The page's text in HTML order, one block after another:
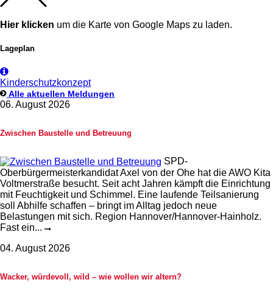
Hier klicken um die Karte von Google Maps zu laden.
Lageplan
Kinderschutzkonzept
Alle aktuellen Meldungen
06. August 2026
Zwischen Baustelle und Betreuung
SPD-
Oberbürgermeisterkandidat Axel von der Ohe hat die AWO Kita
Voltmerstraße besucht. Seit acht Jahren kämpft die Einrichtung
mit Feuchtigkeit und Schimmel. Eine laufende Teilsanierung
soll Abhilfe schaffen – bringt im Alltag jedoch neue
Belastungen mit sich. Region Hannover/Hannover-Hainholz.
Fast ein...
04. August 2026
Wacker, würdevoll, wild – wie wollen wir altern?